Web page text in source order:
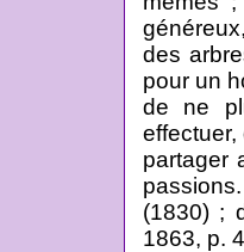
des
pour un
de ne
partager
(1830) ;
1863, p.